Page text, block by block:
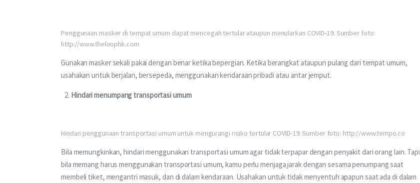
Penggunaan masker di tempat umum dapat mencegah tertular ataupun menularkan COVID-19. Sumber foto:
http://www.theloophk.com
Gunakan masker sekali pakai dengan benar ketika bepergian. Ketika berangkat ataupun pulang dari tempat umum,
usahakan untuk berjalan, bersepeda, menggunakan kendaraan pribadi atau antar jemput.
Hindari menumpang transportasi umum
Hindari penggunaan transportasi umum untuk mengurangi risiko tertular COVID-19. Sumber foto: http://www.tempo.co
Bila memungkinkan, hindari menggunakan transportasi umum agar tidak terpapar dengan penyakit dari orang lain. Tapi
bila memang harus menggunakan transportasi umum, kamu perlu menjaga jarak dengan sesama penumpang saat
membeli tiket, mengantri masuk, dan di dalam kendaraan. Usahakan untuk tidak menyentuh apapun saat ada di dalam